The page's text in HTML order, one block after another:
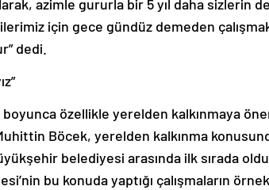
azimle gururla bir 5 yıl daha sizlerin
için gece gündüz demeden
dedi.
boyunca özellikle yerelden kalkınmaya
Böcek, yerelden kalkınma
belediyesi arasında ilk sırada
bu konuda yaptığı çalışmaların